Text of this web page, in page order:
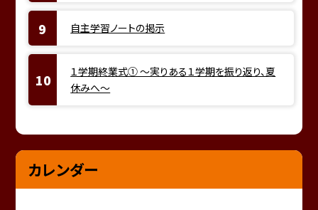
自主学習ノートの掲示
１学期終業式① ～実りある１学期を振り返り、夏
休みへ～
カレンダー